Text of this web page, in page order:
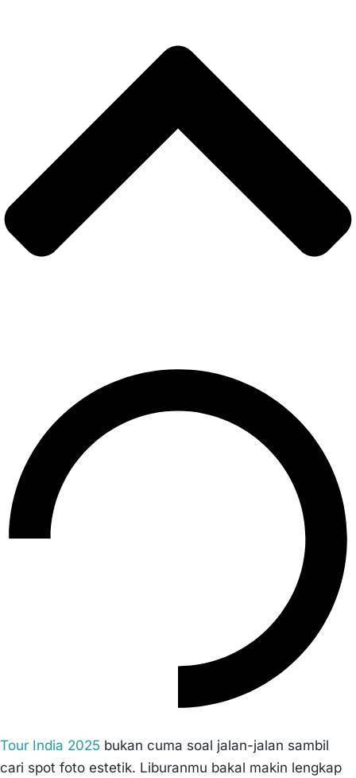
Tour India 2025 bukan cuma soal jalan-jalan sambil
cari spot foto estetik. Liburanmu bakal makin lengkap